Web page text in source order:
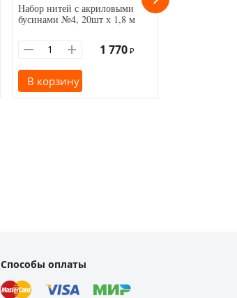
Набор нитей с акриловыми
бусинами №4, 20шт х 1,8 м
1 770 ₽
В корзину
Способы оплаты